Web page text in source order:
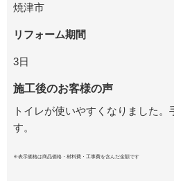
焼津市
リフォーム期間
3日
施工後のお客様の声
トイレが使いやすくなりました
す。
※表示価格は商品価格・材料費・工事費を含んだ金額です